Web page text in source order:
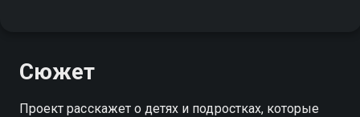
Сюжет
Проект расскажет о детях и подростках, которые